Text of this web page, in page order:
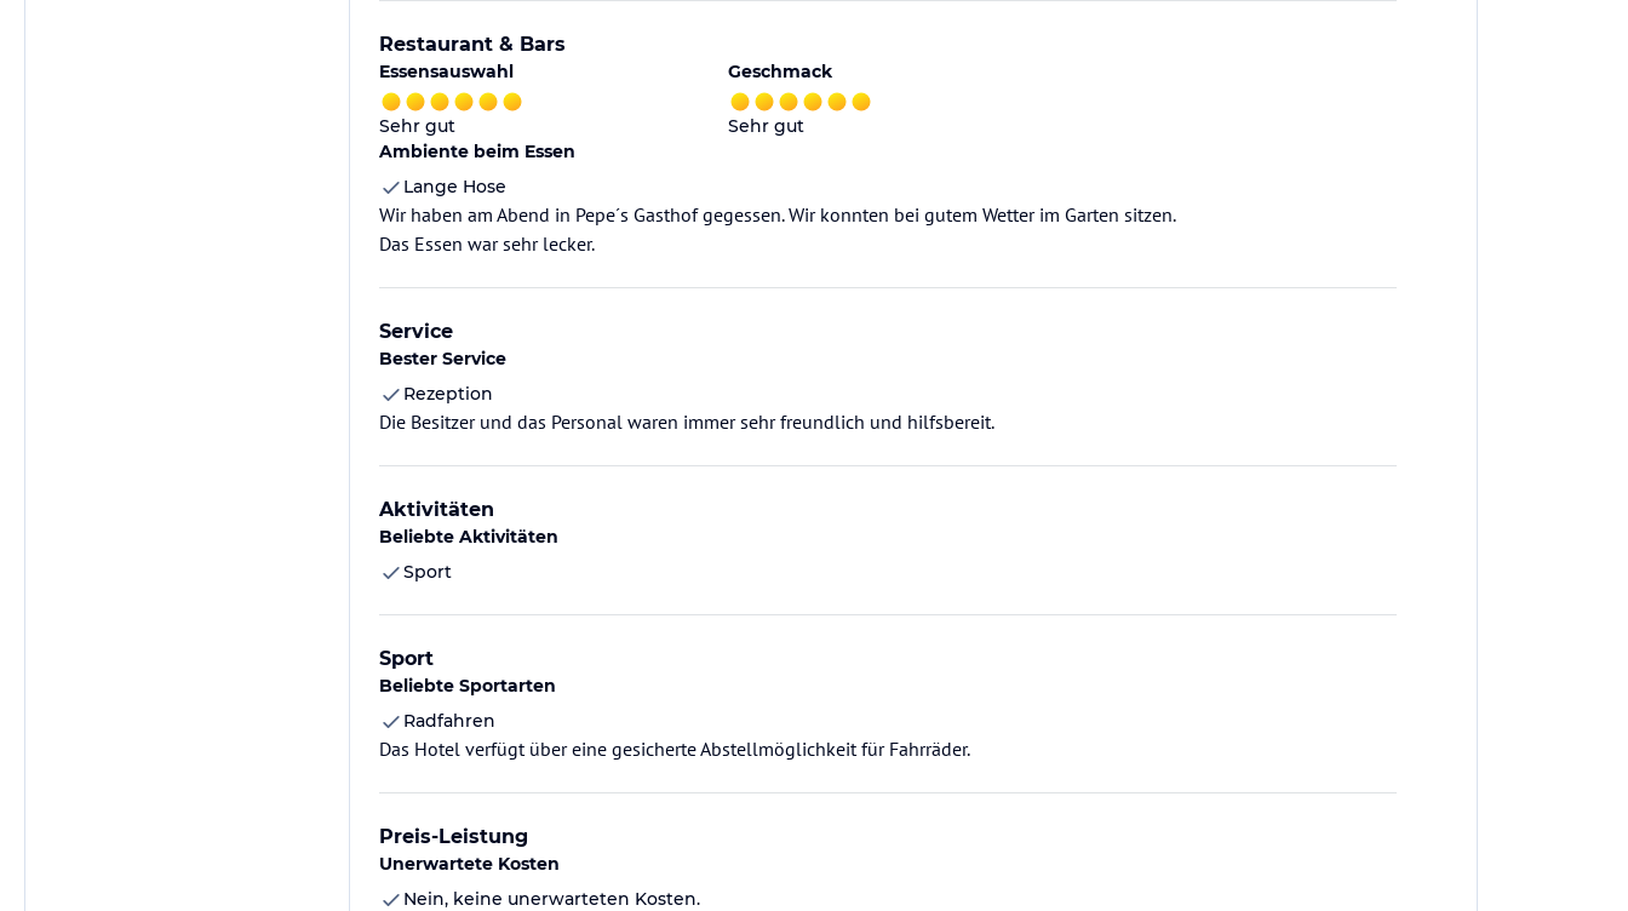
Restaurant & Bars
Essensauswahl
Sehr gut
Geschmack
Sehr gut
Ambiente beim Essen
Lange Hose
Wir haben am Abend in Pepe´s Gasthof gegessen. Wir konnten bei gutem Wetter im Garten sitzen.
Das Essen war sehr lecker.
Service
Bester Service
Rezeption
Die Besitzer und das Personal waren immer sehr freundlich und hilfsbereit.
Aktivitäten
Beliebte Aktivitäten
Sport
Sport
Beliebte Sportarten
Radfahren
Das Hotel verfügt über eine gesicherte Abstellmöglichkeit für Fahrräder.
Preis-Leistung
Unerwartete Kosten
Nein, keine unerwarteten Kosten.